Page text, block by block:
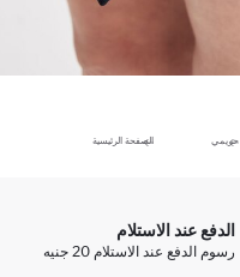
الصفحة الرئيسية حريمي
الدفع عند الاستلام
رسوم الدفع عند الاستلام 20 جنيه